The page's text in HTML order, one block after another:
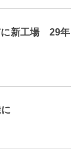
に新工場 29年